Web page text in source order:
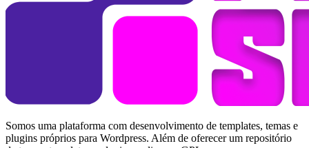
Somos uma plataforma com desenvolvimento de templates, temas e
plugins próprios para Wordpress. Além de oferecer um repositório